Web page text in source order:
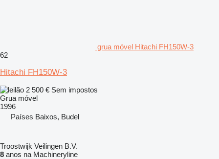
grua móvel Hitachi FH150W-3
62
Hitachi FH150W-3
2 500 € Sem impostos
Grua móvel
1996
Países Baixos, Budel
Troostwijk Veilingen B.V.
8 anos na Machineryline